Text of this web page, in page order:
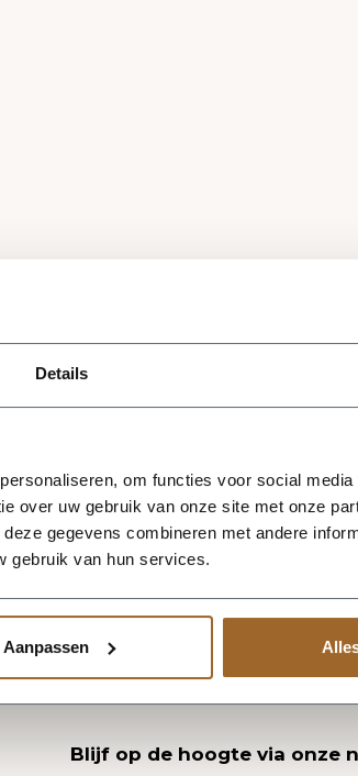
Details
om functies voor social media
over uw gebruik van onze site met onze
gegevens combineren met andere
gebruik van hun services.
Aanpassen
Blijf op de hoogte via onze